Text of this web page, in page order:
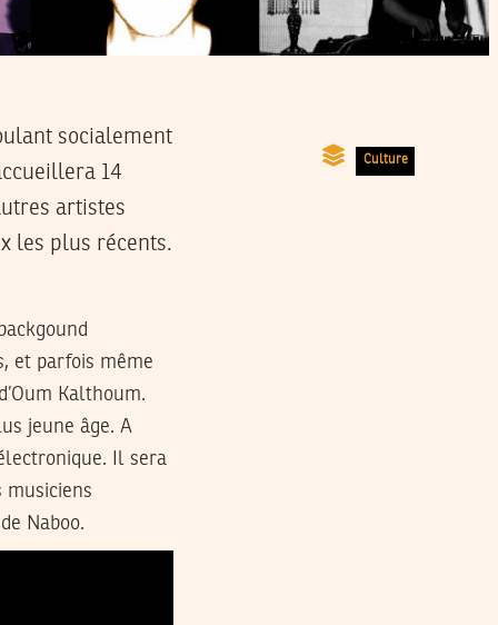
Culture
socialement
14
artistes
les plus récents.
et parfois même
d’Oum Kalthoum.
jeune âge. A
Il sera
musiciens
Naboo.